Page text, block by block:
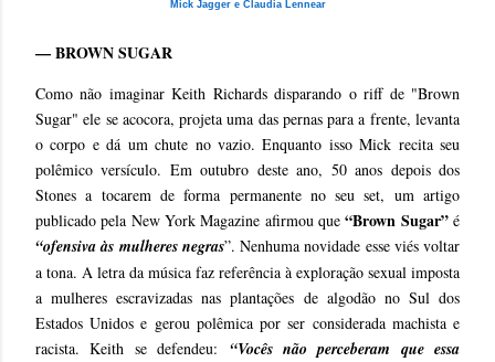
Mick Jagger e Claudia Lennear
— BROWN SUGAR
Como não imaginar Keith Richards disparando o riff de "Brown
Sugar" ele se acocora, projeta uma das pernas para a frente, levanta
o corpo e dá um chute no vazio. Enquanto isso Mick recita seu
polêmico versículo. Em outubro deste ano, 50 anos depois dos
Stones a tocarem de forma permanente no seu set, um artigo
publicado pela New York Magazine afirmou que“Brown Sugar”é
“ofensiva às mulheres negras”. Nenhuma novidade esse viés voltar
a tona. A letra da música faz referência à exploração sexual imposta
a mulheres escravizadas nas plantações de algodão no Sul dos
Estados Unidos e gerou polêmica por ser considerada machista e
racista. Keith se defendeu: “Vocês não perceberam que essa